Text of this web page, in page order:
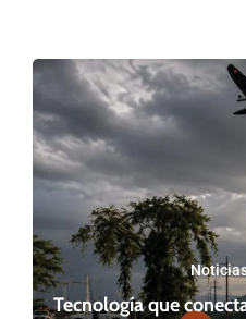
Tecnología que